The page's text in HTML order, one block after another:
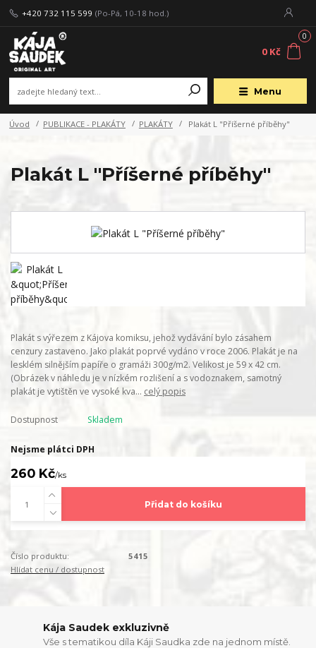
Menu
+420 732 115 599 (Po-Pá, 10-18 hod.)
0
0 Kč
Úvod PUBLIKACE - PLAKÁTY PLAKÁTY Plakát L "Příšerné příběhy"
Plakát L "Příšerné příběhy"
Plakát s výřezem z Kájova komiksu, jehož vydávání bylo zásahem
cenzury zastaveno. Jako plakát poprvé vydáno v roce 2006. Plakát je na
lesklém silnějším papíře o gramáži 300g/m2. Velikost je 59 x 42 cm.
(Obrázek v náhledu je v nízkém rozlišení a s vodoznakem, samotný
plakát je vytištěn ve vysoké kva... celý popis
Dostupnost Skladem
Nejsme plátci DPH
260 Kč/ks
Přidat do košíku
Číslo produktu:
5415
Hlídat cenu / dostupnost
Kája Saudek exkluzivně
Vše s tematikou díla Káji Saudka zde na jednom místě.